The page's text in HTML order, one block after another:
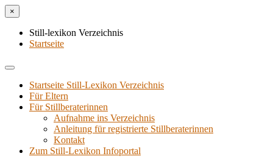
×
Still-lexikon Verzeichnis
Startseite
Startseite Still-Lexikon Verzeichnis
Für Eltern
Für Stillberaterinnen
Aufnahme ins Verzeichnis
Anlei­tung für regis­trier­te Stillberaterinnen
Kon­takt
Zum Still-Lexikon Infoportal